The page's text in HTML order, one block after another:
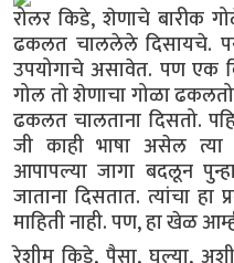
रोलर किडे, शेणाचे बारीक
ढकलत चाललेले दिसायचे.
उपयोगाचे असावेत. पण एक
गोल तो शेणाचा गोळा
ढकलत चालताना दिसतो.
जी काही भाषा असेल त्या
आपापल्या जागा बदलून
जाताना दिसतात. त्यांचा
माहिती नाही. पण, हा खेळ